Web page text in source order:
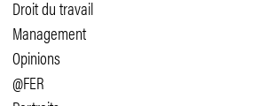
Droit du travail
Management
Opinions
@FER